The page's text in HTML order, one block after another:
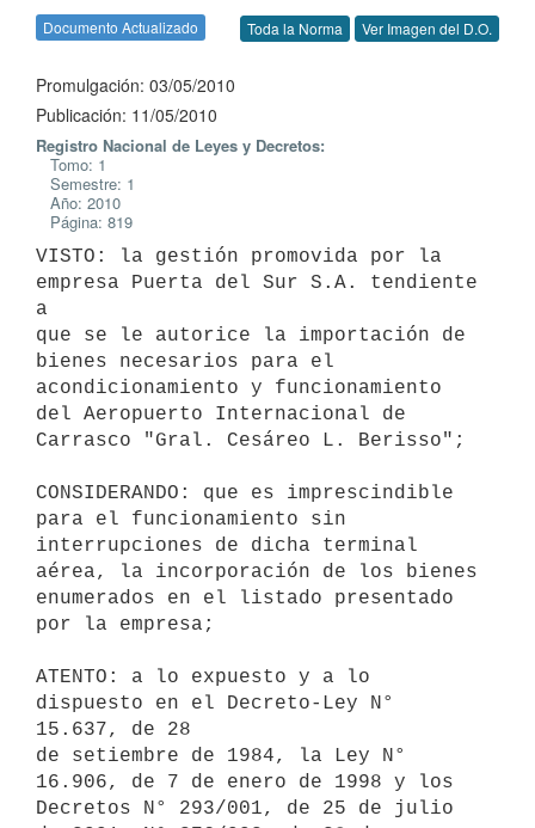
Documento Actualizado Toda la Norma Ver Imagen del D.O.
Promulgación: 03/05/2010
Publicación: 11/05/2010
Registro Nacional de Leyes y Decretos:
Tomo: 1
Semestre: 1
Año: 2010
Página: 819
VISTO: la gestión promovida por la
empresa Puerta del Sur S.A. tendiente
a
que se le autorice la importación de
bienes necesarios para el
acondicionamiento y funcionamiento
del Aeropuerto Internacional de
Carrasco "Gral. Cesáreo L. Berisso";
CONSIDERANDO: que es imprescindible
para el funcionamiento sin
interrupciones de dicha terminal
aérea, la incorporación de los bienes
enumerados en el listado presentado
por la empresa;
ATENTO: a lo expuesto y a lo
dispuesto en el Decreto-Ley N°
15.637, de 28
de setiembre de 1984, la Ley N°
16.906, de 7 de enero de 1998 y los
Decretos N° 293/001, de 25 de julio